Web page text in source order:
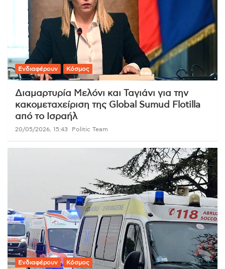
Ενδιαφέρουν Κόσμος
Διαμαρτυρία Μελόνι και Ταγιάνι για την
κακομεταχείριση της Global Sumud Flotilla
από το Ισραήλ
20/05/2026, 15:43 Politic Team
Ενδιαφέρουν Κόσμος